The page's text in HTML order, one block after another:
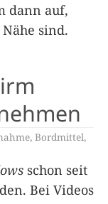
dann auf,
sind.
, Bordmittel,
schon seit
Bei Videos